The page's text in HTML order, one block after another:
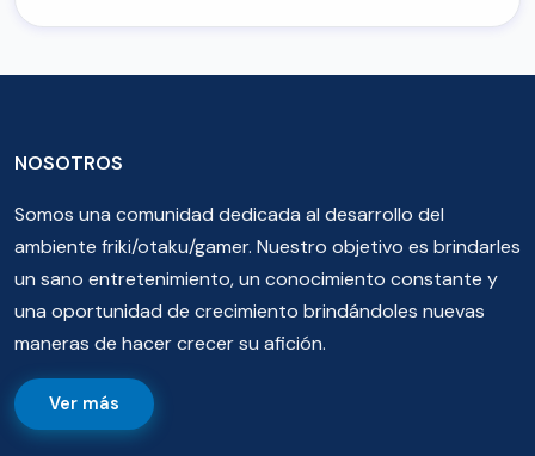
NOSOTROS
Somos una comunidad dedicada al desarrollo del
ambiente friki/otaku/gamer. Nuestro objetivo es brindarles
un sano entretenimiento, un conocimiento constante y
una oportunidad de crecimiento brindándoles nuevas
maneras de hacer crecer su afición.
Ver más